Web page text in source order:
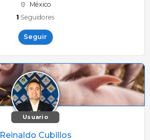
México
1 Seguidores
Seguir
Usuario
Reinaldo Cubillos